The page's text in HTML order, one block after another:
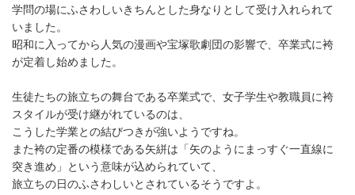
学問の場にふさわしいきちんとした身なりとして受け入れられて
いました。
昭和に入ってから人気の漫画や宝塚歌劇団の影響で、卒業式に袴
が定着し始めました。
生徒たちの旅立ちの舞台である卒業式で、女子学生や教職員に袴
スタイルが受け継がれているのは、
こうした学業との結びつきが強いようですね。
また袴の定番の模様である矢絣は「矢のようにまっすぐ一直線に
突き進め」という意味が込められていて、
旅立ちの日のふさわしいとされているそうですよ。